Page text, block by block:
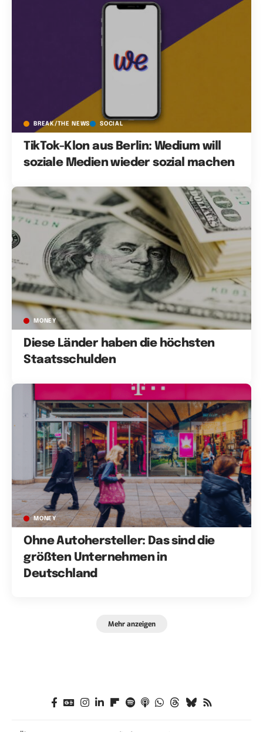
BREAK/THE NEWS SOCIAL
TikTok-Klon aus Berlin: Wedium will
soziale Medien wieder sozial machen
MONEY
Diese Länder haben die höchsten
Staatsschulden
MONEY
Ohne Autohersteller: Das sind die
größten Unternehmen in
Deutschland
Mehr anzeigen